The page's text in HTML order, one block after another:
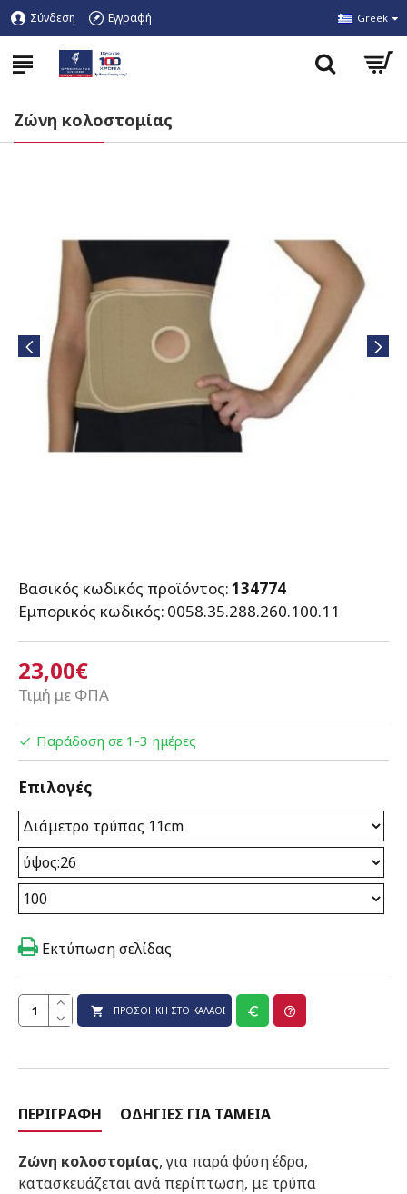
Σύνδεση Εγγραφή Greek
Ζώνη κολοστομίας
23,00€
Τιμή με ΦΠΑ
Βασικός κωδικός προϊόντος:134774
Εμπορικός κωδικός: 0058.35.288.260.100.11
Παράδοση σε 1-3 ημέρες
Επιλογές
ΠΡΟΣΘΉΚΗ ΣΤΟ ΚΑΛΆΘΙ
Εκτύπωση σελίδας
ΠΕΡΙΓΡΑΦΉ ΟΔΗΓΊΕΣ ΓΙΑ ΤΑΜΕΊΑ
Ζώνη κολοστομίας, για παρά φύση έδρα,
κατασκευάζεται ανά περίπτωση, με τρύπα